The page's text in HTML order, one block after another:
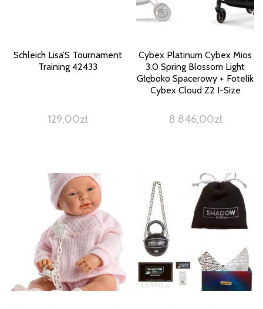
Schleich Lisa’S Tournament
Training 42433
129,00zł
Cybex Platinum Cybex Mios
3.0 Spring Blossom Light
Głęboko Spacerowy + Fotelik
Cybex Cloud Z2 I-Size
8 846,00zł